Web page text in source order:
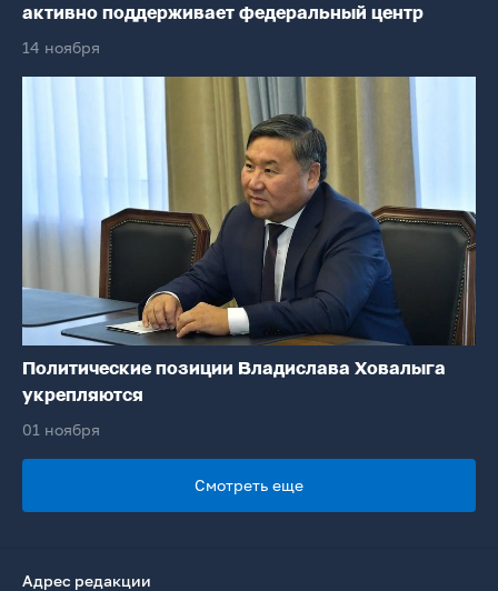
активно поддерживает федеральный центр
14 ноября
Политические позиции Владислава Ховалыга
укрепляются
01 ноября
Смотреть еще
Адрес редакции